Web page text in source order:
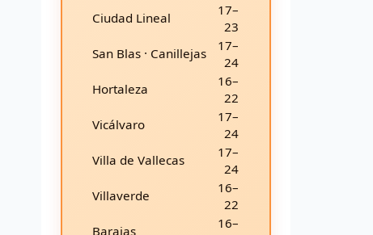
Ciudad Lineal
17–
23
San Blas · Canillejas
17–
24
Hortaleza
16–
22
Vicálvaro
17–
24
Villa de Vallecas
17–
24
Villaverde
16–
22
Barajas
16–